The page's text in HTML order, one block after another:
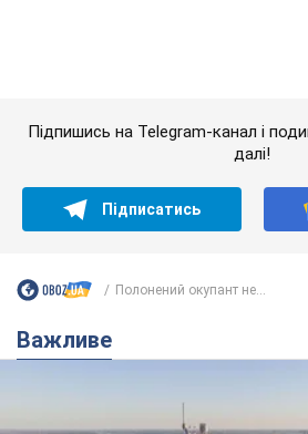
Важливе
Якою була оригінальна версія